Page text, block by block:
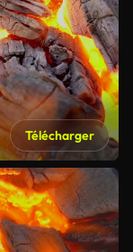
Télécharger